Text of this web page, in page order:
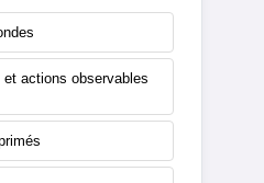
actions observables